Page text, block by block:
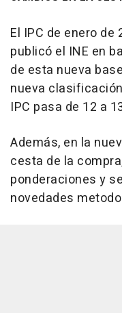
El IPC de enero
publicó el INE en
de esta nueva
nueva
IPC pasa de 12 a
Además, en la
cesta de la
ponderaciones y
novedades